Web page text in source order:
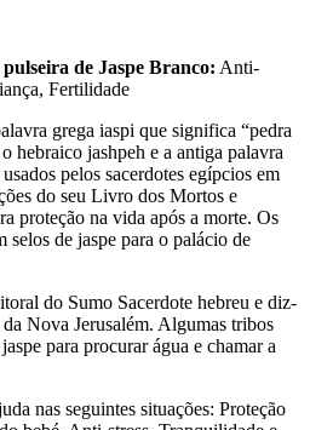
de Jaspe Branco: Anti-
Fertilidade
grega iaspi que significa “pedra
hebraico jashpeh e a antiga palavra
pelos sacerdotes egípcios em
do seu Livro dos Mortos e
proteção na vida após a morte. Os
selos de jaspe para o palácio de
do Sumo Sacerdote hebreu e diz-
Nova Jerusalém. Algumas tribos
para procurar água e chamar a
nas seguintes situações: Proteção